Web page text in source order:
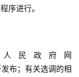
序进行。
民政府网
布；有关选调的相